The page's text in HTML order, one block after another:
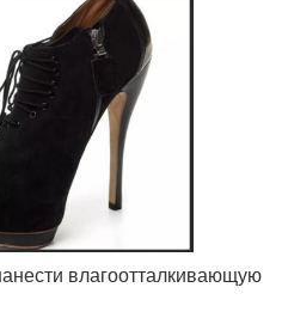
влагоотталкивающую